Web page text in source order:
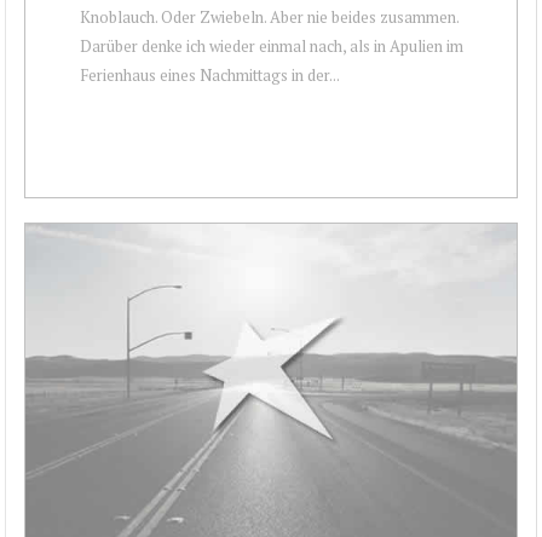
Knoblauch. Oder Zwiebeln. Aber nie beides zusammen.
Darüber denke ich wieder einmal nach, als in Apulien im
Ferienhaus eines Nachmittags in der...